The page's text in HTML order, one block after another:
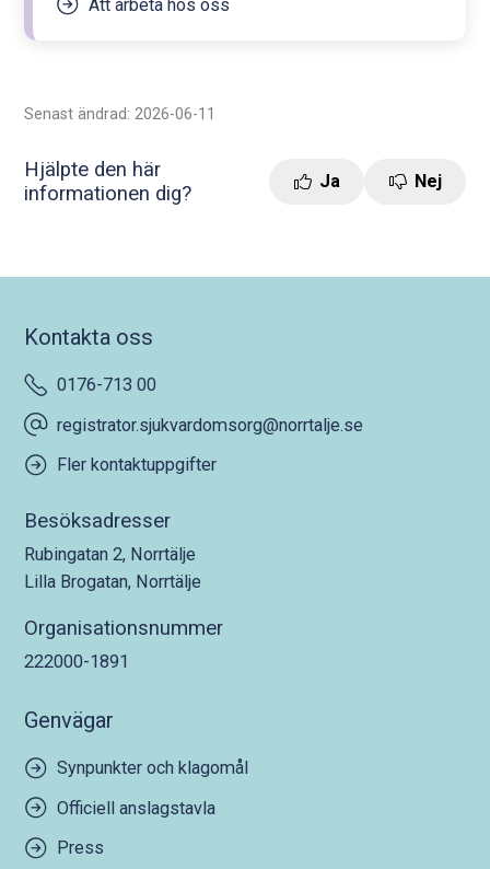
Att arbeta hos oss
Senast ändrad: 2026-06-11
Hjälpte den här
informationen dig?
Ja Nej
Kontakta oss
0176-713 00
registrator.sjukvardomsorg@norrtalje.se
Fler kontaktuppgifter
Besöksadresser
Rubingatan 2, Norrtälje
Lilla Brogatan, Norrtälje
Organisationsnummer
222000-1891
Genvägar
Synpunkter och klagomål
Officiell anslagstavla
Press